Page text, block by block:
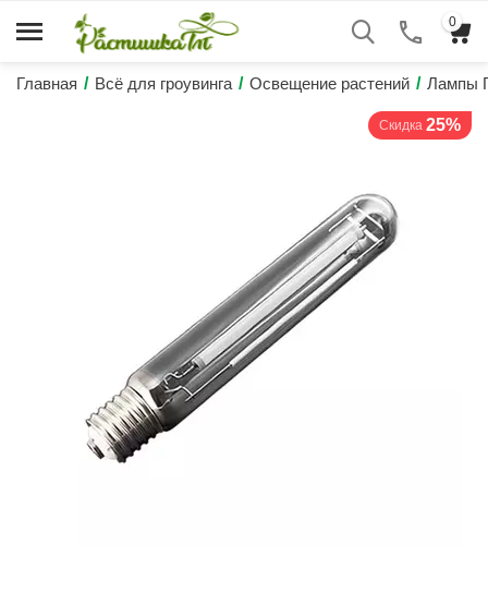
0
Главная / Всё для гроувинга / Освещение растений / Лампы
Скидка 25%